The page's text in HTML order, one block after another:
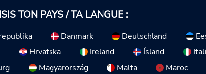
TON PAYS / TA LANGUE :
Danmark Deutschland
Hrvatska Ireland Ísland
Magyarország Malta Maroc